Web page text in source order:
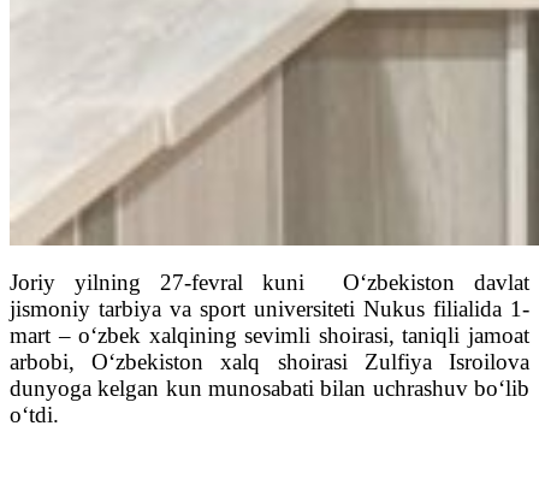
Joriy yilning 27-fevral kuni O‘zbekiston davlat
jismoniy tarbiya va sport universiteti Nukus filialida 1-
mart – o‘zbek xalqining sevimli shoirasi, taniqli jamoat
arbobi, O‘zbekiston xalq shoirasi Zulfiya Isroilova
dunyoga kelgan kun munosabati bilan uchrashuv bo‘lib
o‘tdi.